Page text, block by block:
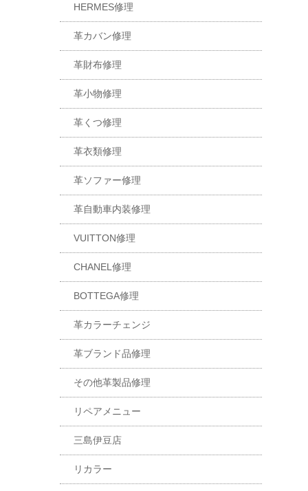
HERMES修理
革カバン修理
革財布修理
革小物修理
革くつ修理
革衣類修理
革ソファー修理
革自動車内装修理
VUITTON修理
CHANEL修理
BOTTEGA修理
革カラーチェンジ
革ブランド品修理
その他革製品修理
リペアメニュー
三島伊豆店
リカラー